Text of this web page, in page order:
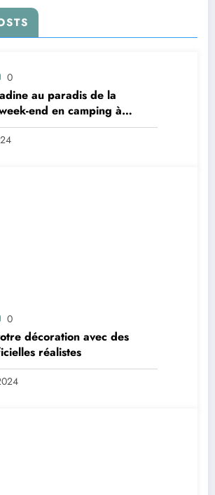
0
au paradis de la
end en camping à
0
décoration avec des
réalistes